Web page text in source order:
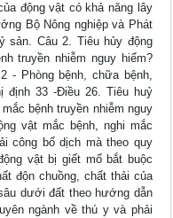
động vật có khả năng lây
Bộ Nông nghiệp và Phát
sản. Câu 2. Tiêu hủy động
truyền nhiễm nguy hiểm?
- Phòng bệnh, chữa bệnh,
định 33 -Điều 26. Tiêu huỷ
bệnh truyền nhiễm nguy
vật mắc bệnh, nghi mắc
công bố dịch mà theo quy
vật bị giết mổ bắt buộc
độn chuồng, chất thải của
dưới đất theo hướng dẫn
ngành về thú y và phải